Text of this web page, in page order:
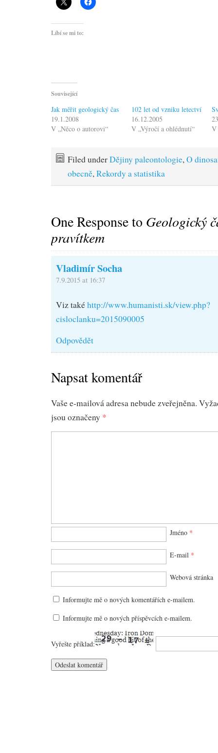
Líbí se mi to:
Související
Jak měřit geologický čas
19.1.2008
V „Něco o autorovi“
102 let od vzniku letectví
16.12.2005
V „Výročí a ohlédnutí“
V
Filed underDějiny paleontologie, O
obecně, Rekordy a statistika
One Response to Geologický
pravítkem
Vladimír Socha
7.9.2015 at 16:37
Viz takéhttp://www.humanisti.sk/view.php?
cisloclanku=2015090005
Odpovědět
Napsat komentář
Vaše e-mailová adresa nebude zveřejněna.
jsou označeny *
Jméno *
E-mail *
Webová stránka
Informujte mě o nových komentářích e-mailem.
Informujte mě o nových příspěvcích e-mailem.
Vyřešte příklad: